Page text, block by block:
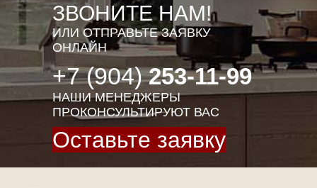
ЗВОНИТЕ НАМ!
ИЛИ ОТПРАВЬТЕ ЗАЯВКУ
ОНЛАЙН
+7 (904)253-11-99
НАШИ МЕНЕДЖЕРЫ
ПРОКОНСУЛЬТИРУЮТ ВАС
Оставьте заявку